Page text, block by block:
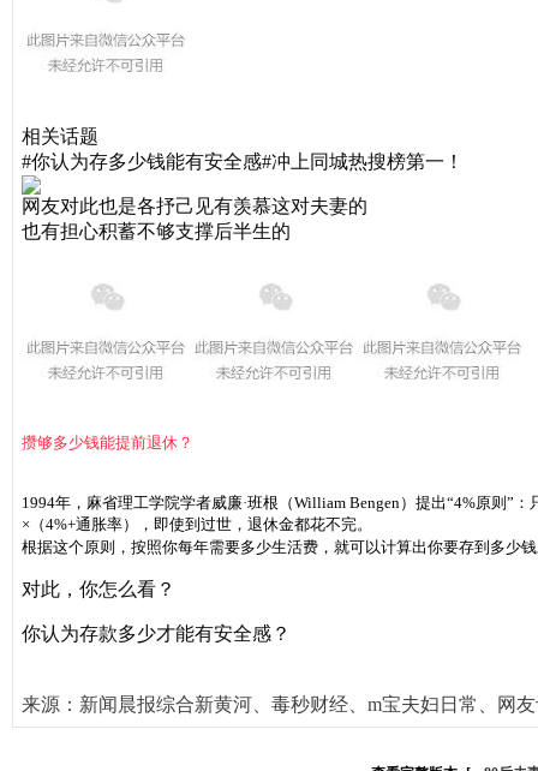
相关话题
#你认为存多少钱能有安全感#冲上同城热搜榜第一！
网友对此也是各抒己见有羡慕这对夫妻的
也有担心积蓄不够支撑后半生的
攒够多少钱能提前退休？
1994年，麻省理工学院学者威廉·班根（William Bengen）提出“4%原则”
×（4%+通胀率），即使到过世，退休金都花不完。
根据这个原则，按照你每年需要多少生活费，就可以计算出你要存到多少
对此，你怎么看？
你认为存款多少才能有安全感？
来源：新闻晨报综合新黄河、毒秒财经、m宝夫妇日常、网